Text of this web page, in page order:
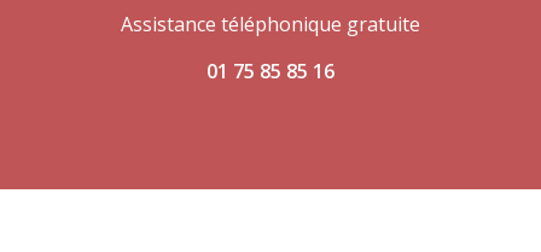
Assistance téléphonique gratuite
01 75 85 85 16